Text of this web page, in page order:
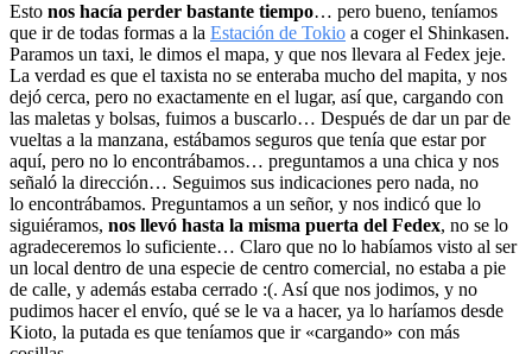
Esto nos hacía perder bastante tiempo… pero bueno, teníamos
que ir de todas formas a la Estación de Tokio a coger el Shinkasen.
Paramos un taxi, le dimos el mapa, y que nos llevara al Fedex jeje.
La verdad es que el taxista no se enteraba mucho del mapita, y nos
dejó cerca, pero no exactamente en el lugar, así que, cargando con
las maletas y bolsas, fuimos a buscarlo… Después de dar un par de
vueltas a la manzana, estábamos seguros que tenía que estar por
aquí, pero no lo encontrábamos… preguntamos a una chica y nos
señaló la dirección… Seguimos sus indicaciones pero nada, no
lo encontrábamos. Preguntamos a un señor, y nos indicó que lo
siguiéramos, nos llevó hasta la misma puerta del Fedex, no se lo
agradeceremos lo suficiente… Claro que no lo habíamos visto al ser
un local dentro de una especie de centro comercial, no estaba a pie
de calle, y además estaba cerrado :(. Así que nos jodimos, y no
pudimos hacer el envío, qué se le va a hacer, ya lo haríamos desde
Kioto, la putada es que teníamos que ir «cargando» con más